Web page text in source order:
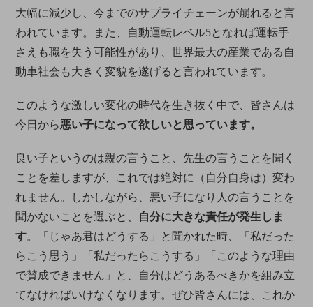
大幅に減少し、今までのサプライチェーンが崩れると言
われています。また、自動運転レベル5となれば運転手
さえも職を失う可能性があり、世界最大の産業である自
動車社会も大きく変貌を遂げると言われています。
​​​​このような激しい変化の時代を生き抜く中で、皆さんは
今日から悪い子になって欲しいと思っています。
良い子というのは親の言うこと、先生の言うことを聞く
ことを差しますが、これでは絶対に（自分自身は）変わ
れません。しかしながら、悪い子になり人の言うことを
聞かないことを選ぶと、 自分に大きな責任が発生しま
す。「じゃあ君はどうする」と聞かれた時、​​​「私だった
らこう思う」「私だったらこうする」「このような理由
で賛成できません」と、自分はどうあるべきかを組み立
てなければいけなくなります。ぜひ皆さんには、これか